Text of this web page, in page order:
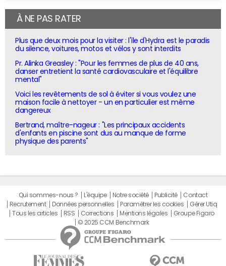
À NE PAS RATER
Plus que deux mois pour la visiter : l'île d'Hydra est le paradis
du silence, voitures, motos et vélos y sont interdits
Pr. Alinka Greasley : "Pour les femmes de plus de 40 ans,
danser entretient la santé cardiovasculaire et l'équilibre
mental"
Voici les revêtements de sol à éviter si vous voulez une
maison facile à nettoyer - un en particulier est même
dangereux
Bertrand, maître-nageur : "Les principaux accidents
d'enfants en piscine sont dus au manque de forme
physique des parents"
Qui sommes-nous ? L'équipe Notre société Publicité
Contact
Recrutement
Données personnelles Paramétrer les cookies
Gérer Utiq
Tous les articles
RSS Corrections Mentions légales
Groupe Figaro
© 2025 CCM Benchmark